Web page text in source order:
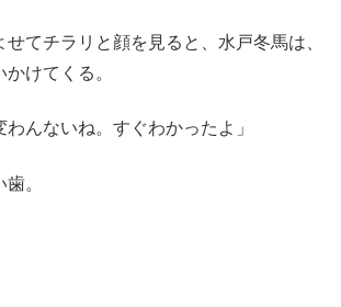
てチラリと顔を見ると、水戸冬馬は、
けてくる。
わんないね。すぐわかったよ」
。